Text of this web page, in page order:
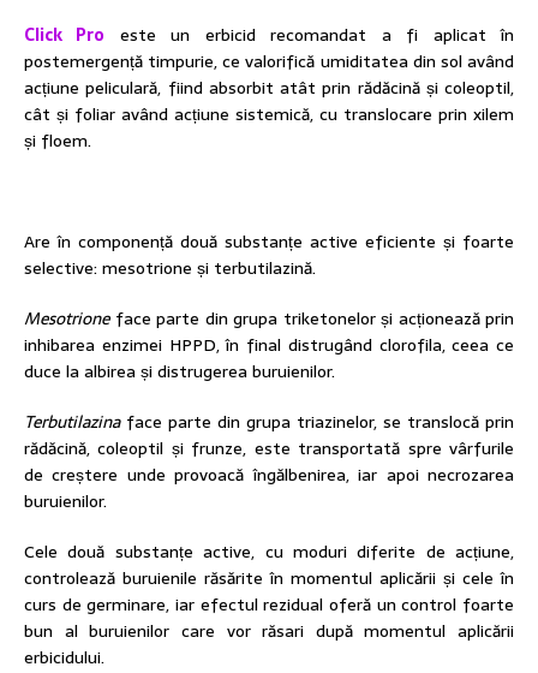
Click Pro este un erbicid recomandat a fi aplicat în
postemergență timpurie, ce valorifică umiditatea din sol având
acțiune peliculară, fiind absorbit atât prin rădăcină și coleoptil,
cât și foliar având acțiune sistemică, cu translocare prin xilem
și floem.
Are în componență două substanțe active eficiente și foarte
selective: mesotrione și terbutilazină.
Mesotrioneface parte din grupa triketonelor și acționează prin
inhibarea enzimei HPPD, în final distrugând clorofila, ceea ce
duce la albirea și distrugerea buruienilor.
Terbutilazinaface parte din grupa triazinelor, se translocă prin
rădăcină, coleoptil și frunze, este transportată spre vârfurile
de creștere unde provoacă îngălbenirea, iar apoi necrozarea
buruienilor.
Cele două substanțe active, cu moduri diferite de acțiune,
controlează buruienile răsărite în momentul aplicării și cele în
curs de germinare, iar efectul rezidual oferă un control foarte
bun al buruienilor care vor răsari după momentul aplicării
erbicidului.